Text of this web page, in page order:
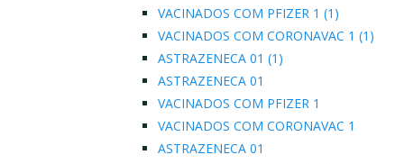
VACINADOS COM PFIZER 1 (1)
VACINADOS COM CORONAVAC 1 (1)
ASTRAZENECA 01 (1)
ASTRAZENECA 01
VACINADOS COM PFIZER 1
VACINADOS COM CORONAVAC 1
ASTRAZENECA 01